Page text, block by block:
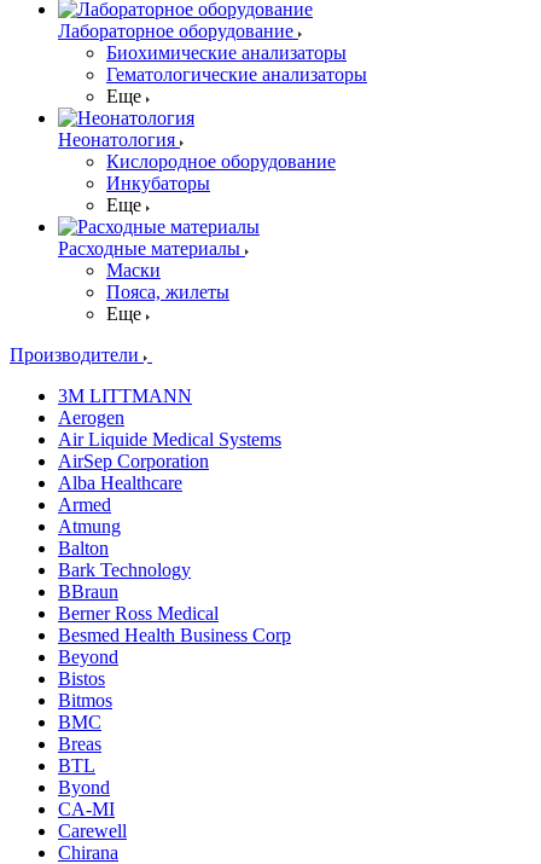
Лабораторное оборудование
Биохимические анализаторы
Гематологические анализаторы
Еще
Неонатология
Кислородное оборудование
Инкубаторы
Еще
Расходные материалы
Маски
Пояса, жилеты
Еще
Производители
3M LITTMANN
Aerogen
Air Liquide Medical Systems
AirSep Corporation
Alba Healthcare
Armed
Atmung
Balton
Bark Technology
BBraun
Berner Ross Medical
Besmed Health Business Corp
Beyond
Bistos
Bitmos
BMC
Breas
BTL
Byond
CA-MI
Carewell
Chirana